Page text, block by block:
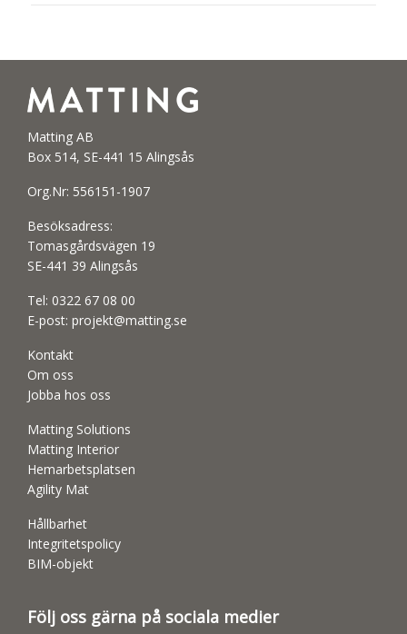
Matting AB
Box 514, SE-441 15 Alingsås
Org.Nr: 556151-1907
Besöksadress:
Tomasgårdsvägen 19
SE-441 39 Alingsås
Tel: 0322 67 08 00
E-post: projekt@matting.se
Kontakt
Om oss
Jobba hos oss
Matting Solutions
Matting Interior
Hemarbetsplatsen
Agility Mat
Hållbarhet
Integritetspolicy
BIM-objekt
Följ oss gärna på sociala medier